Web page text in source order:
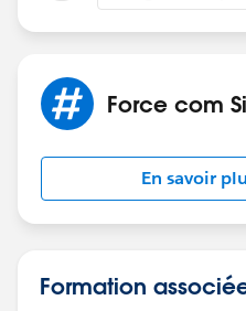
Force com
En savoir
Formation